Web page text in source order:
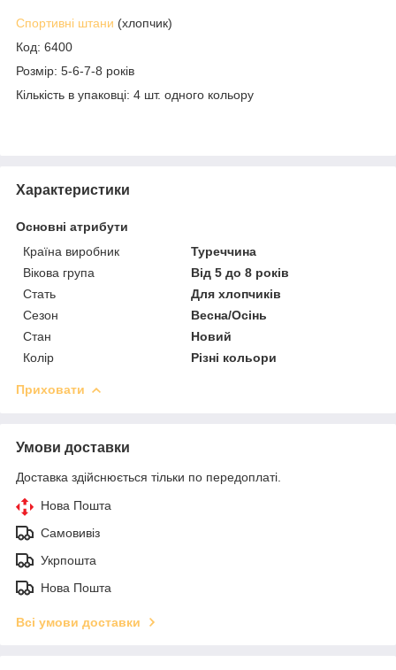
Спортивні штани (хлопчик)
Код: 6400
Розмір: 5-6-7-8 років
Кількість в упаковці: 4 шт. одного кольору
Характеристики
Основні атрибути
Країна виробник
Туреччина
Вікова група
Від 5 до 8 років
Стать
Для хлопчиків
Сезон
Весна/Осінь
Стан
Новий
Колір
Різні кольори
Приховати
Умови доставки
Доставка здійснюється тільки по передоплаті.
Нова Пошта
Самовивіз
Укрпошта
Нова Пошта
Всі умови доставки